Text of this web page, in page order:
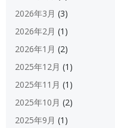
2026年3月 (3)
2026年2月 (1)
2026年1月 (2)
2025年12月 (1)
2025年11月 (1)
2025年10月 (2)
2025年9月 (1)